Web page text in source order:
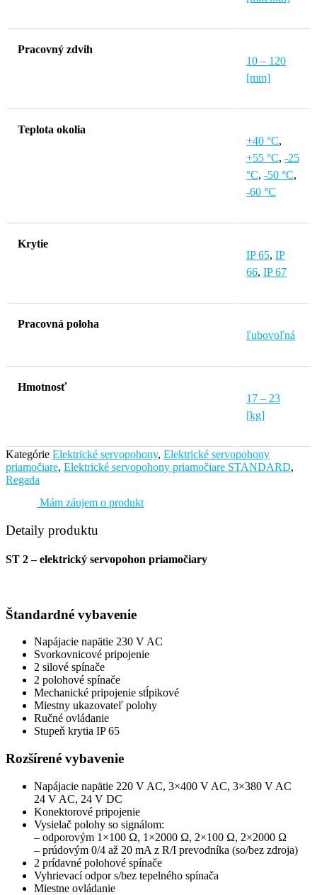
Pracovný zdvih
10 – 120
[mm]
Teplota okolia
+40 °C,
+55 °C, -25
°C, -50 °C,
-60 °C
Krytie
IP 65, IP
66, IP 67
Pracovná poloha
ľubovoľná
Hmotnosť
17 – 23
[kg]
Kategórie Elektrické servopohony, Elektrické servopohony
priamočiare, Elektrické servopohony priamočiare STANDARD,
Regada
Mám záujem o produkt
Detaily produktu
ST 2 – elektrický servopohon priamočiary
Štandardné vybavenie
Napájacie napätie 230 V AC
Svorkovnicové pripojenie
2 silové spínače
2 polohové spínače
Mechanické pripojenie stĺpikové
Miestny ukazovateľ polohy
Ručné ovládanie
Stupeň krytia IP 65
Rozšírené vybavenie
Napájacie napätie 220 V AC, 3×400 V AC, 3×380 V AC
24 V AC, 24 V DC
Konektorové pripojenie
Vysielač polohy so signálom:
– odporovým 1×100 Ω, 1×2000 Ω, 2×100 Ω, 2×2000 Ω
– prúdovým 0/4 až 20 mA z R/I prevodníka (so/bez zdroja)
2 prídavné polohové spínače
Vyhrievací odpor s/bez tepelného spínača
Miestne ovládanie